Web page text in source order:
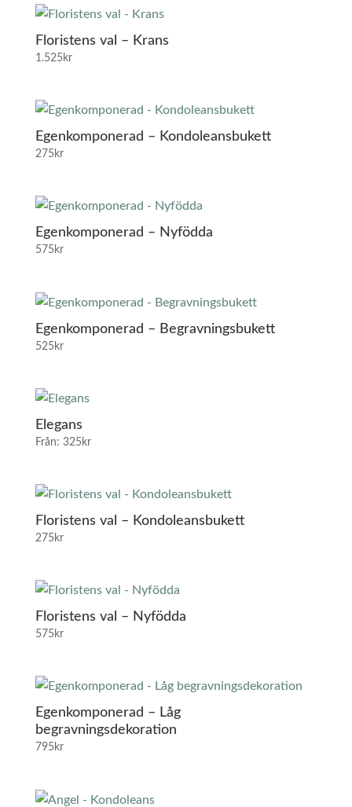
Floristens val – Krans
1.525kr
Egenkomponerad – Kondoleansbukett
275kr
Egenkomponerad – Nyfödda
575kr
Egenkomponerad – Begravningsbukett
525kr
Elegans
Från: 325kr
Floristens val – Kondoleansbukett
275kr
Floristens val – Nyfödda
575kr
Egenkomponerad – Låg
begravningsdekoration
795kr